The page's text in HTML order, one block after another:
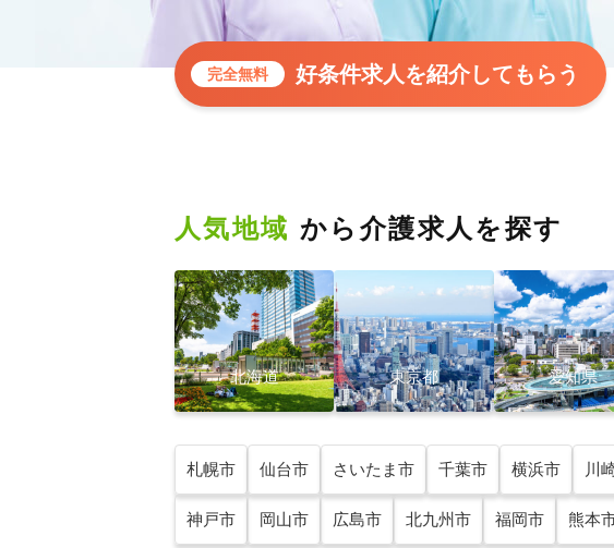
完全無料 好条件求人を紹介してもらう
人気地域 から介護求人を探す
北海道 東京都 愛知県
札幌市 仙台市 さいたま市 千葉市 横浜市 川
神戸市 岡山市 広島市 北九州市 福岡市 熊本